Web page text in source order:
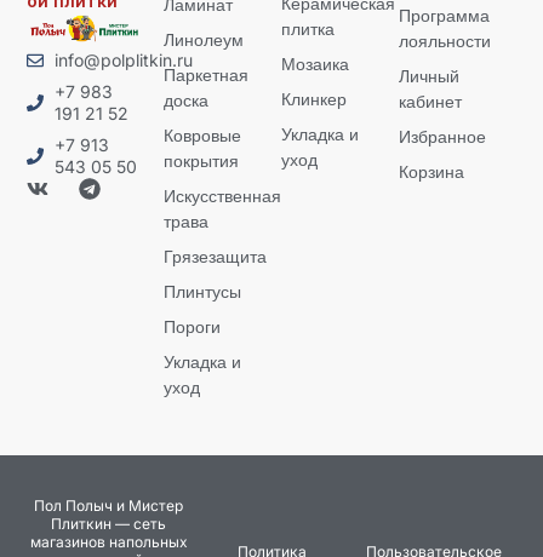
info@polplitkin.ru
+7 983
191 21 52
+7 913
543 05 50
Ламинат
Линолеум
Паркетная
доска
Ковровые
покрытия
Искусственная
трава
Грязезащита
Плинтусы
Пороги
Укладка и
уход
плитка
Мозаика
Клинкер
Укладка и
уход
Программа
лояльности
Личный
кабинет
Избранное
Корзина
Пол Полыч и Мистер
Плиткин — сеть
магазинов напольных
Политика Пользовательское